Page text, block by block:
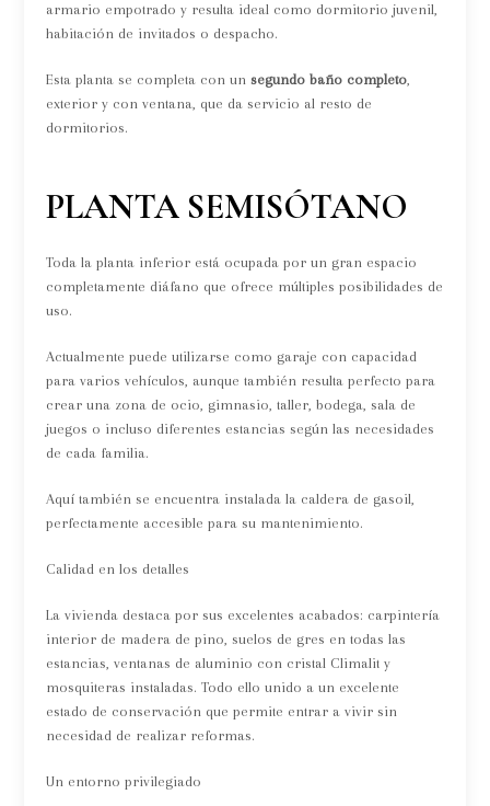
armario empotrado y resulta ideal como dormitorio juvenil,
habitación de invitados o despacho.
Esta planta se completa con unsegundo baño completo,
exterior y con ventana, que da servicio al resto de
dormitorios.
PLANTA SEMISÓTANO
Toda la planta inferior está ocupada por un gran espacio
completamente diáfano que ofrece múltiples posibilidades de
uso.
Actualmente puede utilizarse como garaje con capacidad
para varios vehículos, aunque también resulta perfecto para
crear una zona de ocio, gimnasio, taller, bodega, sala de
juegos o incluso diferentes estancias según las necesidades
de cada familia.
Aquí también se encuentra instalada la caldera de gasoil,
perfectamente accesible para su mantenimiento.
Calidad en los detalles
La vivienda destaca por sus excelentes acabados: carpintería
interior de madera de pino, suelos de gres en todas las
estancias, ventanas de aluminio con cristal Climalit y
mosquiteras instaladas. Todo ello unido a un excelente
estado de conservación que permite entrar a vivir sin
necesidad de realizar reformas.
Un entorno privilegiado